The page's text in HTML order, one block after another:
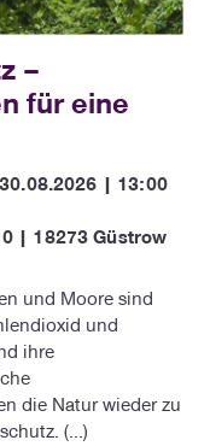
–
für eine
| 13:00
| 18273 Güstrow
und Moore sind
und
ihre
die Natur wieder zu
(...)